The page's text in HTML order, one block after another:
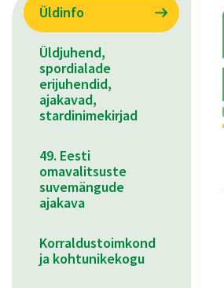
Üldinfo
Üldjuhend,
spordialade
erijuhendid,
ajakavad,
stardinimekirjad
49. Eesti
omavalitsuste
suvemängude
ajakava
Korraldustoimkond
ja kohtunikekogu